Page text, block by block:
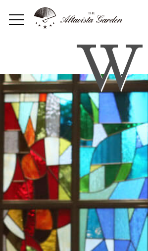
Home
Concept
Restaurant
イベント
メニュー
W